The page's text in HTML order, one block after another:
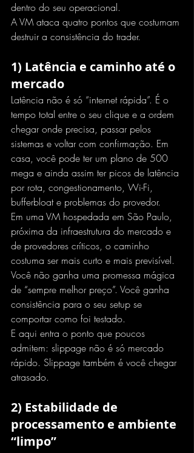
dentro do seu operacional.
A VM ataca quatro pontos que costumam
destruir a consistência do trader.
1) Latência e caminho até o
mercado
Latência não é só “internet rápida”. É o
tempo total entre o seu clique e a ordem
chegar onde precisa, passar pelos
sistemas e voltar com confirmação. Em
casa, você pode ter um plano de 500
mega e ainda assim ter picos de latência
por rota, congestionamento, Wi-Fi,
bufferbloat e problemas do provedor.
Em uma VM hospedada em São Paulo,
próxima da infraestrutura do mercado e
de provedores críticos, o caminho
costuma ser mais curto e mais previsível.
Você não ganha uma promessa mágica
de “sempre melhor preço”. Você ganha
consistência para o seu setup se
comportar como foi testado.
E aqui entra o ponto que poucos
admitem: slippage não é só mercado
rápido. Slippage também é você chegar
atrasado.
2) Estabilidade de
processamento e ambiente
“limpo”